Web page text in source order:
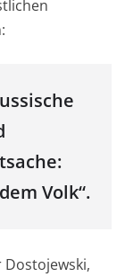
Volk“.